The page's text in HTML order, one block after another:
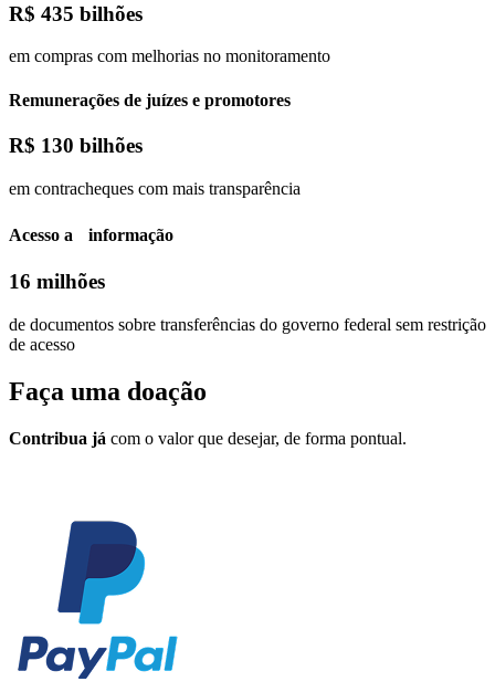
R$ 435 bilhões
em compras com melhorias no monitoramento
Remunerações de juízes e promotores
R$ 130 bilhões
em contracheques com mais transparência
Acesso a informação
16 milhões
de documentos sobre transferências do governo federal sem restrição
de acesso
Faça uma doação
Contribua já com o valor que desejar, de forma pontual.